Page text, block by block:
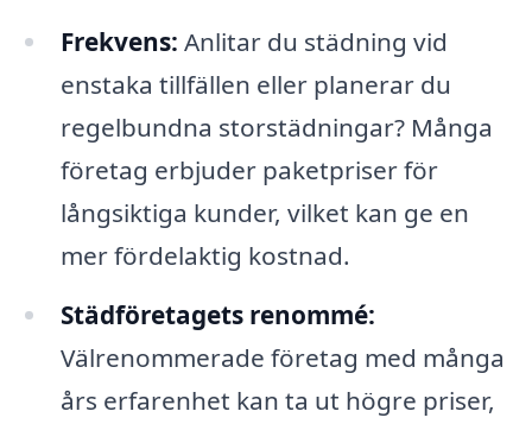
Frekvens: Anlitar du städning vid
enstaka tillfällen eller planerar du
regelbundna storstädningar? Många
företag erbjuder paketpriser för
långsiktiga kunder, vilket kan ge en
mer fördelaktig kostnad.
Städföretagets renommé:
Välrenommerade företag med många
års erfarenhet kan ta ut högre priser,